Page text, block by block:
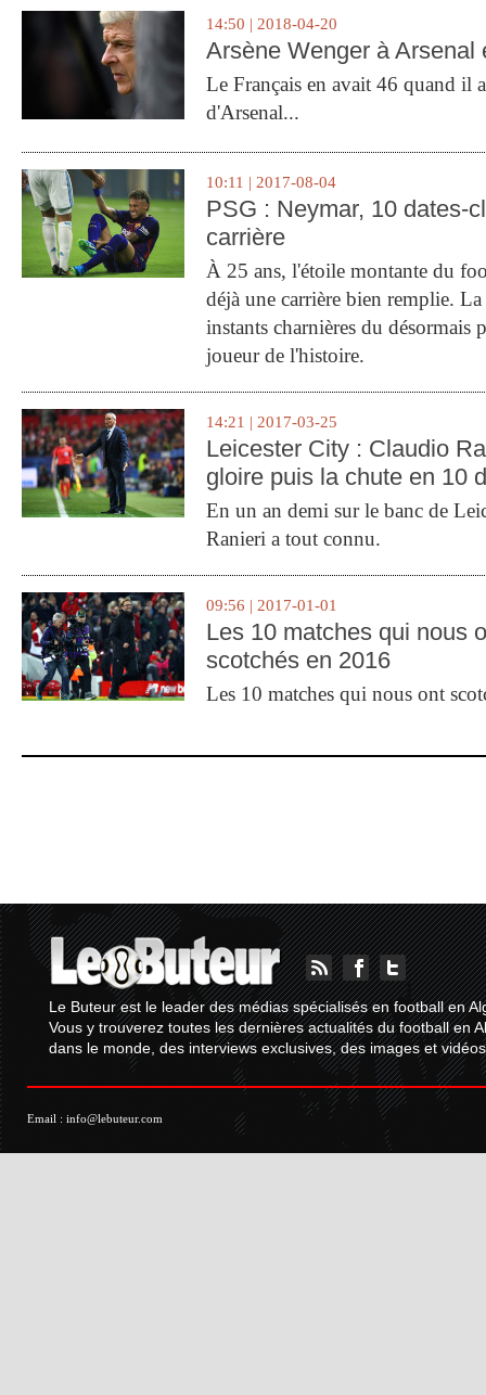
14:50 | 2018-04-20
Arsène Wenger à Arsenal
Le Français en avait 46 quand il
d'Arsenal...
10:11 | 2017-08-04
PSG : Neymar, 10 dates-
carrière
À 25 ans, l'étoile montante du
déjà une carrière bien remplie.
instants charnières du désormais
joueur de l'histoire.
14:21 | 2017-03-25
Leicester City : Claudio
gloire puis la chute en 10
En un an demi sur le banc de
Ranieri a tout connu.
09:56 | 2017-01-01
Les 10 matches qui nous
scotchés en 2016
Les 10 matches qui nous ont
Le Buteur est le leader des médias spécialisés en football en
Vous y trouverez toutes les dernières actualités du football en
dans le monde, des interviews exclusives, des images et
Email : info@lebuteur.com